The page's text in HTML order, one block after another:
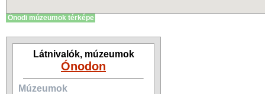
Ónodi múzeumok térképe
Látnivalók, múzeumok
Ónodon
Múzeumok